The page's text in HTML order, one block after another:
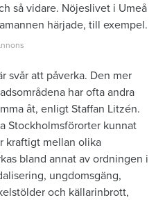
så vidare. Nöjeslivet i Umeå
härjade, till exempel.
svår att påverka. Den mer
har ofta andra
åt, enligt Staffan Litzén.
Stockholmsförorter kunnat
kraftigt mellan olika
bland annat av ordningen i
ungdomsgäng,
och källarinbrott,